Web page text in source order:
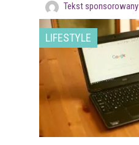
Tekst sponsorowany
LIFESTYLE